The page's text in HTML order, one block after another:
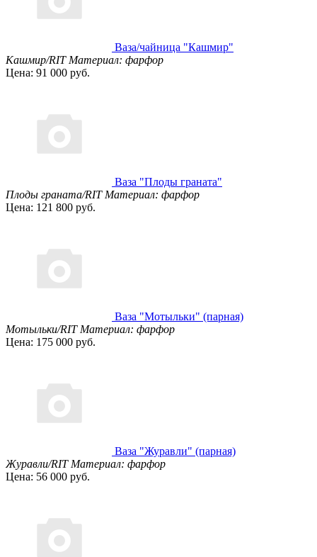
Ваза/чайница "Кашмир"
Кашмир/RIT Материал: фарфор
Цена: 91 000 руб.
Ваза "Плоды граната"
Плоды граната/RIT Материал: фарфор
Цена: 121 800 руб.
Ваза "Мотыльки" (парная)
Мотыльки/RIT Материал: фарфор
Цена: 175 000 руб.
Ваза "Журавли" (парная)
Журавли/RIT Материал: фарфор
Цена: 56 000 руб.